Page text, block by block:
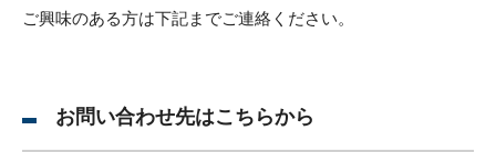
ご興味のある方は下記までご連絡ください。
お問い合わせ先はこちらから